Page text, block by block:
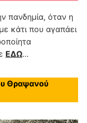
πανδημία, όταν η
κάτι που αγαπάει
ΕΔΩ…
Θραψανού